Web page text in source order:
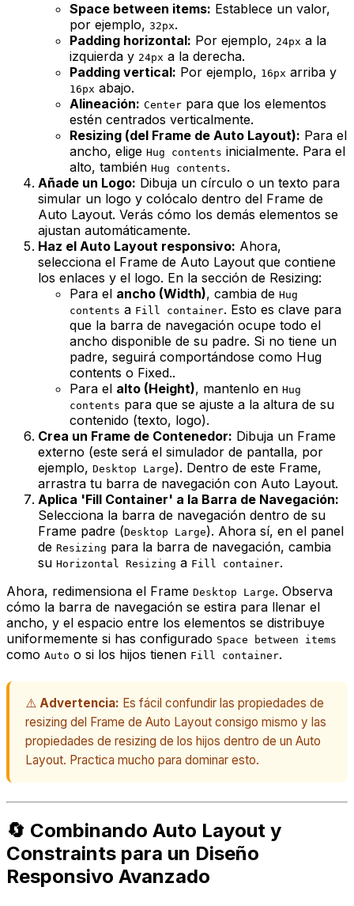
Space between items: Establece un valor,
por ejemplo, 32px.
Padding horizontal: Por ejemplo, 24px a la
izquierda y 24px a la derecha.
Padding vertical: Por ejemplo, 16px arriba y
16px abajo.
Alineación: Center para que los elementos
estén centrados verticalmente.
Resizing (del Frame de Auto Layout): Para el
ancho, elige Hug contents inicialmente. Para el
alto, también Hug contents.
Añade un Logo: Dibuja un círculo o un texto para
simular un logo y colócalo dentro del Frame de
Auto Layout. Verás cómo los demás elementos se
ajustan automáticamente.
Haz el Auto Layout responsivo: Ahora,
selecciona el Frame de Auto Layout que contiene
los enlaces y el logo. En la sección de Resizing:
Para el ancho (Width), cambia de Hug
contents a Fill container. Esto es clave para
que la barra de navegación ocupe todo el
ancho disponible de su padre. Si no tiene un
padre, seguirá comportándose como Hug
contents o Fixed..
Para el alto (Height), mantenlo en Hug
contents para que se ajuste a la altura de su
contenido (texto, logo).
Crea un Frame de Contenedor: Dibuja un Frame
externo (este será el simulador de pantalla, por
ejemplo, Desktop Large). Dentro de este Frame,
arrastra tu barra de navegación con Auto Layout.
Aplica 'Fill Container' a la Barra de Navegación:
Selecciona la barra de navegación dentro de su
Frame padre (Desktop Large). Ahora sí, en el panel
de Resizing para la barra de navegación, cambia
su Horizontal Resizing a Fill container.
Ahora, redimensiona el Frame Desktop Large. Observa
cómo la barra de navegación se estira para llenar el
ancho, y el espacio entre los elementos se distribuye
uniformemente si has configurado Space between items
como Auto o si los hijos tienen Fill container.
⚠️ Advertencia: Es fácil confundir las propiedades de
resizing del Frame de Auto Layout consigo mismo y las
propiedades de resizing de los hijos dentro de un Auto
Layout. Practica mucho para dominar esto.
🔄 Combinando Auto Layout y
Constraints para un Diseño
Responsivo Avanzado